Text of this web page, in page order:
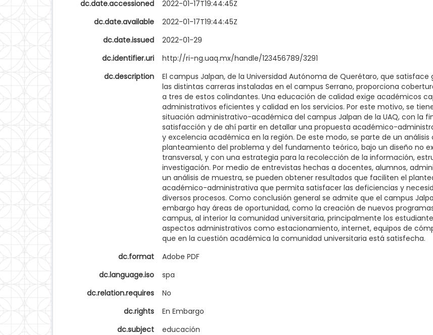
dc.date.accessioned
2022-01-17T19:44:45Z
dc.date.available
2022-01-17T19:44:45Z
dc.date.issued
2022-01-29
dc.identifier.uri
http://ri-ng.uaq.mx/handle/123456789/3291
dc.description
El campus Jalpan, de la Universidad Autónoma de Querétaro, que
las distintas carreras instaladas en el campus Serrano, proporciona
a tres de estos colindantes. Una educación de calidad exige académicos
administrativos eficientes y calidad en los servicios. Por este motivo, se
situación administrativo-académica del campus Jalpan de la UAQ, con la
satisfacción y de ahí partir en detallar una propuesta académico-
y excelencia académica en la región. De este modo, se parte de un
planteamiento del problema y del fundamento teórico, bajo un diseño no
transversal, y con una estrategia para la recolección de la información,
investigación. Por medio de entrevistas hechas a docentes, alumnos,
un análisis de muestra, se pueden obtener resultados que faciliten el
académico-administrativa que permita satisfacer las deficiencias y
diversos procesos. Como conclusión general se admite que el campus
embargo hay áreas de oportunidad, como la creación de nuevos
campus, al interior la comunidad universitaria, principalmente los
aspectos administrativos como estacionamiento, internet, equipos de
que en la cuestión académica la comunidad universitaria está satisfecha.
dc.format Adobe PDF
dc.language.iso
spa
dc.relation.requires
No
dc.rights
En Embargo
dc.subject
educación